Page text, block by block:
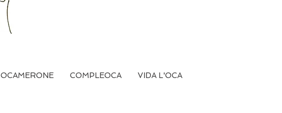
OCAMERONE COMPLEOCA VIDA L'OCA